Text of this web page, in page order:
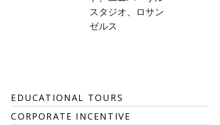
スタジオ、ロサン
ゼルス
EDUCATIONAL TOURS
CORPORATE INCENTIVE